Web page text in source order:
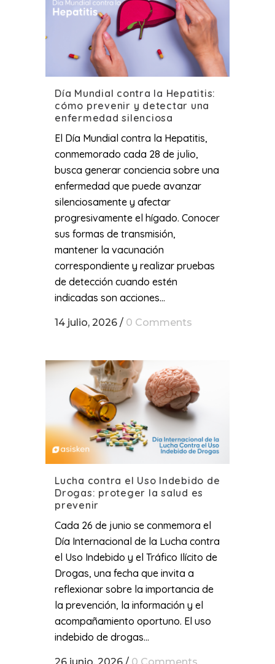
Día Mundial contra la Hepatitis:
cómo prevenir y detectar una
enfermedad silenciosa
El Día Mundial contra la Hepatitis,
conmemorado cada 28 de julio,
busca generar conciencia sobre una
enfermedad que puede avanzar
silenciosamente y afectar
progresivamente el hígado. Conocer
sus formas de transmisión,
mantener la vacunación
correspondiente y realizar pruebas
de detección cuando estén
indicadas son acciones...
14 julio, 2026 / 0 Comments
Lucha contra el Uso Indebido de
Drogas: proteger la salud es
prevenir
Cada 26 de junio se conmemora el
Día Internacional de la Lucha contra
el Uso Indebido y el Tráfico Ilícito de
Drogas, una fecha que invita a
reflexionar sobre la importancia de
la prevención, la información y el
acompañamiento oportuno. El uso
indebido de drogas...